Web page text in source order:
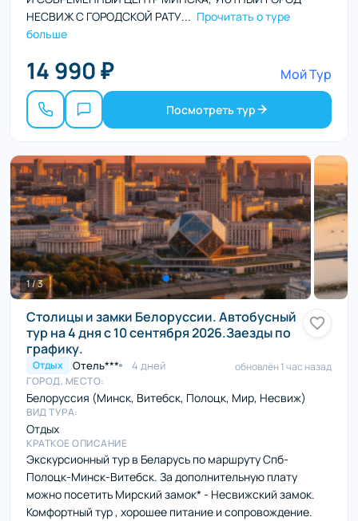
НЕСВИЖ С ГОРОДСКОЙ РАТУ... Прочитать о туре
больше
14 990 ₽ Мой Тур
Посмотреть тур
Столицы и замки Белоруссии. Автобусный
тур на 4 дня c 10 сентября 2026.Заезды по
графику.
Отдых Отель*** 4 дней
обновлён 1 час назад
ГОРОД, МЕСТО:
Белоруссия (Минск, Витебск, Полоцк, Мир, Несвиж)
ВИД ТУРА:
Отдых
КРАТКОЕ ОПИСАНИЕ
Экскурсионный тур в Беларусь по маршруту Спб-
Полоцк-Минск-Витебск. За дополнительную плату
можно посетить Мирский замок* - Несвижский замок.
Комфортный тур , хорошее питание и сопровождение.
1 / 3